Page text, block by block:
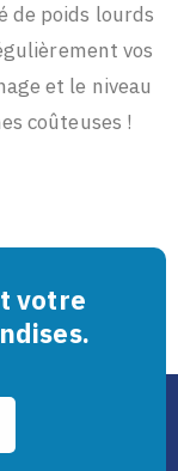
de poids lourds
vos
et le niveau
coûteuses !
votre